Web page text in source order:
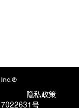
Inc.®
隐私政策
号